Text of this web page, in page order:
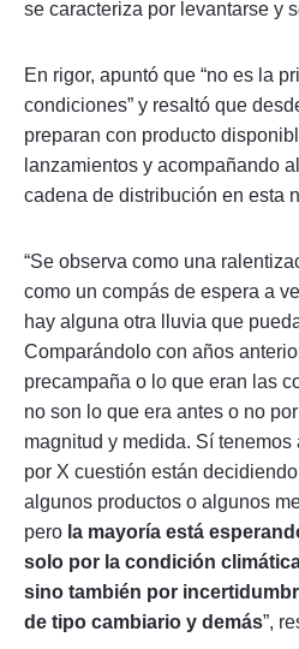
se caracteriza por levantarse y
En rigor, apuntó que “no es la
condiciones” y resaltó que
preparan con producto
lanzamientos y acompañando
cadena de distribución en esta
“Se observa como una
como un compás de espera a
hay alguna otra lluvia que
Comparándolo con años
precampaña o lo que eran las
no son lo que era antes o no
magnitud y medida. Sí
por X cuestión están
algunos productos o algunos
pero la mayoría está
solo por la condición
sino también por
de tipo cambiario y demás”,